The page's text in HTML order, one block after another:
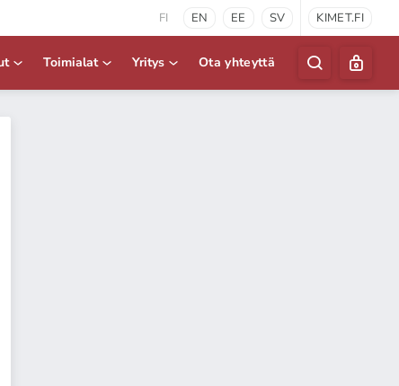
FI EN EE SV KIMET.FI
Toimialat Yritys Ota yhteyttä